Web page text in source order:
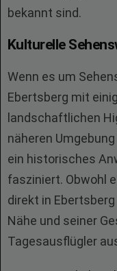
bekannt sind.
Kulturelle
Wenn es um
Ebertsberg mit
landschaftlichen
näheren
ein historisches
fasziniert. Obwohl
direkt in
Nähe und seiner
Tagesausflügler